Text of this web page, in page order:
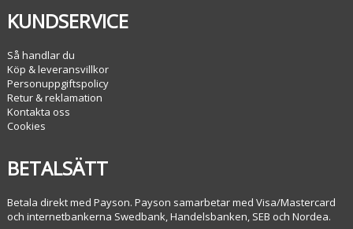
KUNDSERVICE
Så handlar du
Köp & leveransvillkor
Personuppgiftspolicy
Retur & reklamation
Kontakta oss
Cookies
BETALSÄTT
Betala direkt med Payson. Payson samarbetar med Visa/Mastercard
och internetbankerna Swedbank, Handelsbanken, SEB och Nordea.